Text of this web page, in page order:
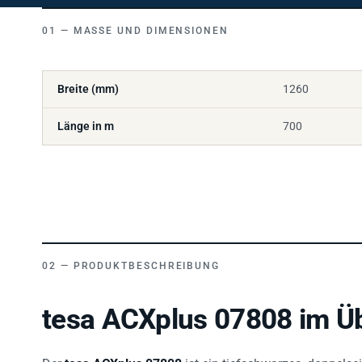
MASSE UND DIMENSIONEN
Breite (mm) 1260
Länge in m 700
PRODUKTBESCHREIBUNG
tesa ACXplus 07808 im